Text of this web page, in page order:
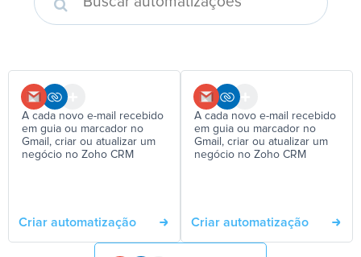
A cada novo e-mail recebido
em guia ou marcador no
Gmail, criar ou atualizar um
negócio no Zoho CRM
Criar automatização
A cada novo e-mail recebido
em guia ou marcador no
Gmail, criar ou atualizar um
negócio no Zoho CRM
Criar automatização